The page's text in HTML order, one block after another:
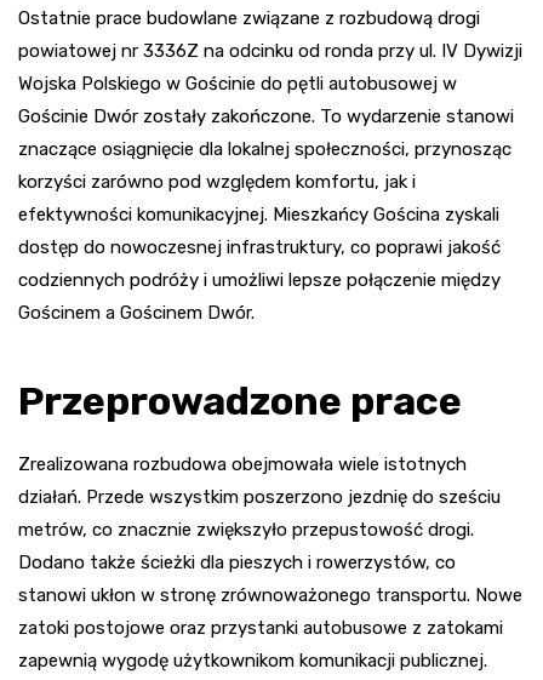
Ostatnie prace budowlane związane z rozbudową drogi
powiatowej nr 3336Z na odcinku od ronda przy ul. IV Dywizji
Wojska Polskiego w Gościnie do pętli autobusowej w
Gościnie Dwór zostały zakończone. To wydarzenie stanowi
znaczące osiągnięcie dla lokalnej społeczności, przynosząc
korzyści zarówno pod względem komfortu, jak i
efektywności komunikacyjnej. Mieszkańcy Gościna zyskali
dostęp do nowoczesnej infrastruktury, co poprawi jakość
codziennych podróży i umożliwi lepsze połączenie między
Gościnem a Gościnem Dwór.
Przeprowadzone prace
Zrealizowana rozbudowa obejmowała wiele istotnych
działań. Przede wszystkim poszerzono jezdnię do sześciu
metrów, co znacznie zwiększyło przepustowość drogi.
Dodano także ścieżki dla pieszych i rowerzystów, co
stanowi ukłon w stronę zrównoważonego transportu. Nowe
zatoki postojowe oraz przystanki autobusowe z zatokami
zapewnią wygodę użytkownikom komunikacji publicznej.